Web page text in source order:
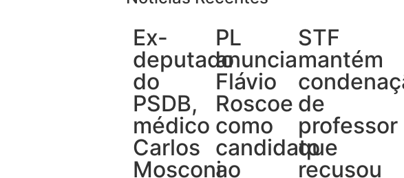
Ex-
deputado
do
PSDB,
médico
Carlos
Mosconi
PL
anuncia
Flávio
Roscoe
como
candidato
ao
STF
mantém
de
professor
que
recusou